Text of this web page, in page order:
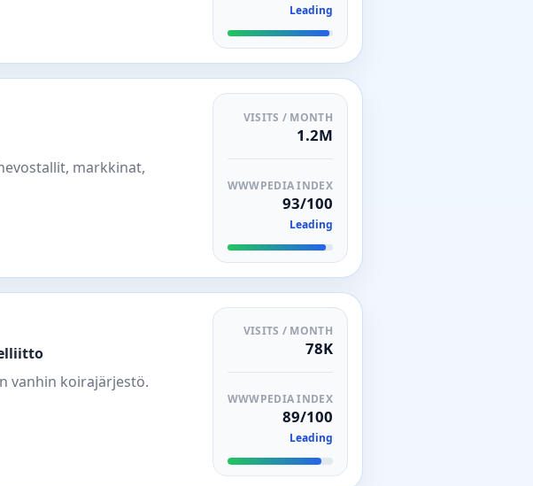
Leading
markkinat,
VISITS / MONTH
1.2M
WWWPEDIA INDEX
93/100
Leading
vanhin koirajärjestö.
VISITS / MONTH
78K
WWWPEDIA INDEX
89/100
Leading